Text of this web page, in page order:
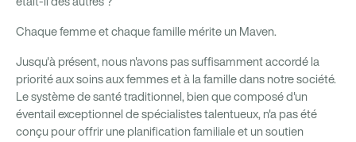
Chaque femme et chaque famille mérite un Maven.
Jusqu'à présent, nous n'avons pas suffisamment accordé la
priorité aux soins aux femmes et à la famille dans notre société.
Le système de santé traditionnel, bien que composé d'un
éventail exceptionnel de spécialistes talentueux, n'a pas été
conçu pour offrir une planification familiale et un soutien